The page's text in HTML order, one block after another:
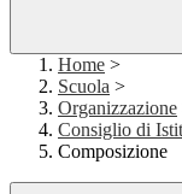
Home >
Scuola >
Organizzazione
Consiglio di
Composizione